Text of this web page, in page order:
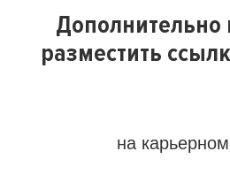
разместить
на